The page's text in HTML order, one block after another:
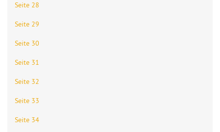
Seite 28
Seite 29
Seite 30
Seite 31
Seite 32
Seite 33
Seite 34